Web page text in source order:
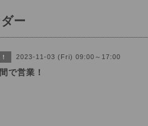
ー
2023-11-03 (Fri) 09:00～17:00
で営業！